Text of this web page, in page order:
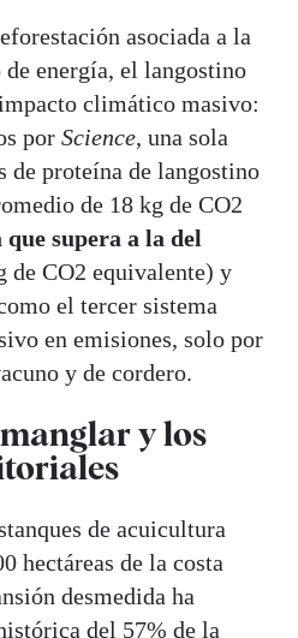
asociada a la
energía, el langostino
climático masivo:
por Science, una sola
de proteína de langostino
de 18 kg de CO2
supera a la del
de CO2 equivalente) y
el tercer sistema
en emisiones, solo por
y de cordero.
y los
de acuicultura
hectáreas de la costa
desmedida ha
del 57% de la